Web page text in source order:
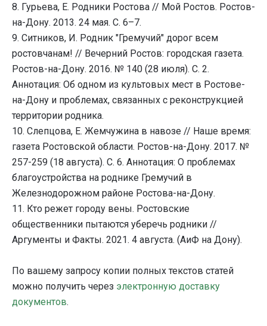
8. Гурьева, Е. Родники Ростова // Мой Ростов. Ростов-
на-Дону. 2013. 24 мая. С. 6–7.
9. Ситников, И. Родник "Гремучий" дорог всем
ростовчанам! // Вечерний Ростов: городская газета.
Ростов-на-Дону. 2016. № 140 (28 июля). С. 2.
Аннотация: Об одном из культовых мест в Ростове-
на-Дону и проблемах, связанных с реконструкцией
территории родника.
10. Слепцова, Е. Жемчужина в навозе // Наше время:
газета Ростовской области. Ростов-на-Дону. 2017. №
257-259 (18 августа). С. 6. Аннотация: О проблемах
благоустройства на роднике Гремучий в
Железнодорожном районе Ростова-на-Дону.
11. Кто режет городу вены. Ростовские
общественники пытаются уберечь родники //
Аргументы и Факты. 2021. 4 августа. (АиФ на Дону).
По вашему запросу копии полных текстов статей
можно получить через электронную доставку
документов.